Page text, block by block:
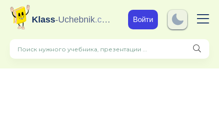
Klass-Uchebnik.com Войти